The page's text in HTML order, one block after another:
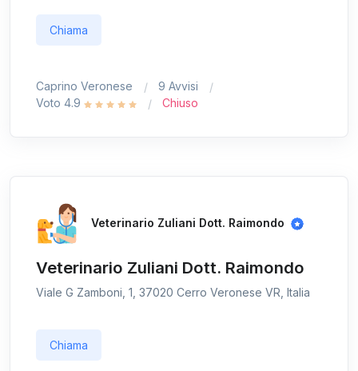
Chiama
Caprino Veronese
9 Avvisi
Voto 4.9
Chiuso
Veterinario Zuliani Dott. Raimondo
Veterinario Zuliani Dott. Raimondo
Viale G Zamboni, 1, 37020 Cerro Veronese VR, Italia
Chiama